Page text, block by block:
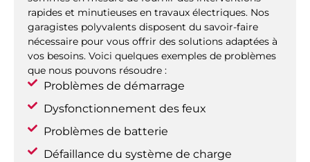
rapides et minutieuses en travaux électriques. Nos
garagistes polyvalents disposent du savoir-faire
nécessaire pour vous offrir des solutions adaptées à
vos besoins. Voici quelques exemples de problèmes
que nous pouvons résoudre :
Problèmes de démarrage
Dysfonctionnement des feux
Problèmes de batterie
Défaillance du système de charge